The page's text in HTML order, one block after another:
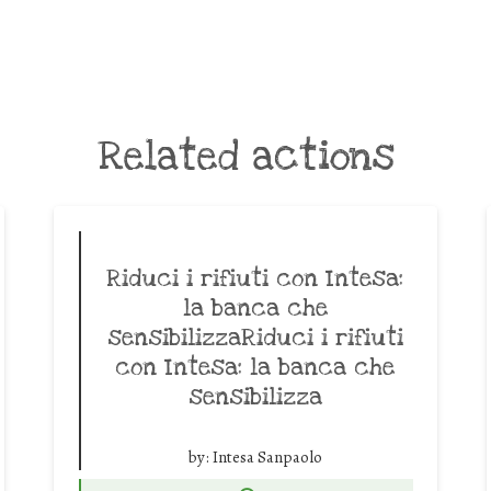
Related actions
Riduci i rifiuti con Intesa:
la banca che
sensibilizzaRiduci i rifiuti
con Intesa: la banca che
sensibilizza
by: Intesa Sanpaolo